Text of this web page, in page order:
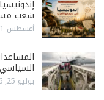
شعب
أغسطس 1, 2026
يوليو 25, 2026